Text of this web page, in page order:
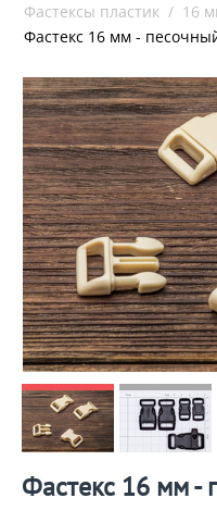
Фастексы пластик / 16
Фастекс 16 мм -
Фастекс 16 мм -